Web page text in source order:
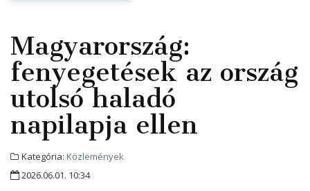
Magyarország:
fenyegetések az ország
utolsó haladó
napilapja ellen
Kategória: Közlemények
2026.06.01. 10:34